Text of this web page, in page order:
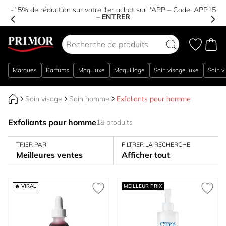
-15% de réduction sur votre 1er achat sur l'APP – Code: APP15
– ENTRER
Marques Parfums Maq. luxe Maquillage Soin visage luxe Soin
Soin visage Soin homme Exfoliants pour homme
Exfoliants pour homme18 produits
TRIER PAR
Meilleures ventes
FILTRER LA RECHERCHE
Afficher tout
🔥 VIRAL MEILLEUR PRIX